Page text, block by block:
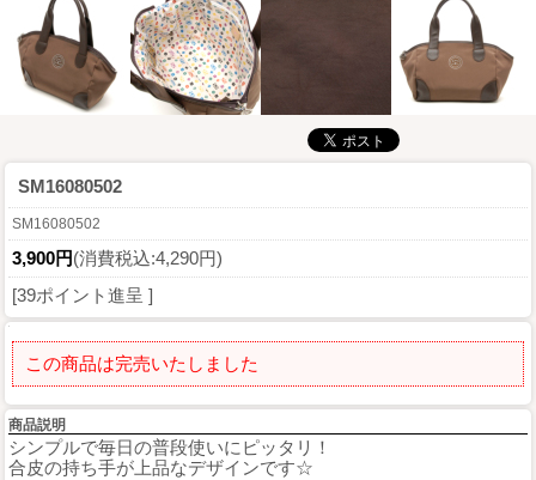
SM16080502
SM16080502
3,900円(消費税込:4,290円)
[39ポイント進呈 ]
この商品は完売いたしました
商品説明
シンプルで毎日の普段使いにピッタリ！
合皮の持ち手が上品なデザインです☆